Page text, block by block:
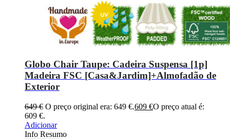
Globo Chair Taupe: Cadeira Suspensa [1p]
Madeira FSC [Casa&Jardim]+Almofadão de
Exterior
649€ O preço original era: 649 €.609 €O preço atual é:
609 €.
Adicionar
Info Resumo